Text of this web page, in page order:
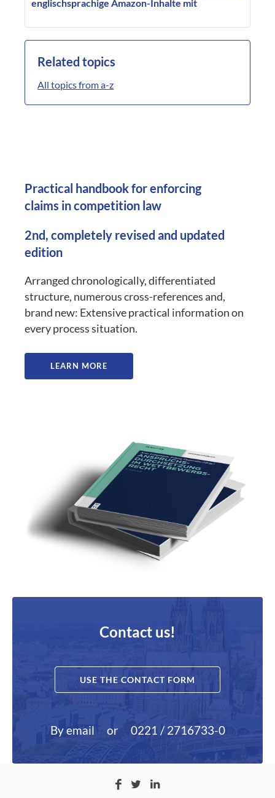
englischsprachige Amazon-Inhalte mit
Related topics
All topics from a-z
Practical handbook for enforcing
claims in competition law
2nd, completely revised and updated
edition
Arranged chronologically, differentiated
structure, numerous cross-references and,
brand new: Extensive practical information on
every process situation.
LEARN MORE
Contact us!
USE THE CONTACT FORM
By email or 0221 / 2716733-0